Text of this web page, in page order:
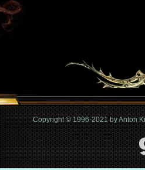
Copyright © 1996-2021 by Anton